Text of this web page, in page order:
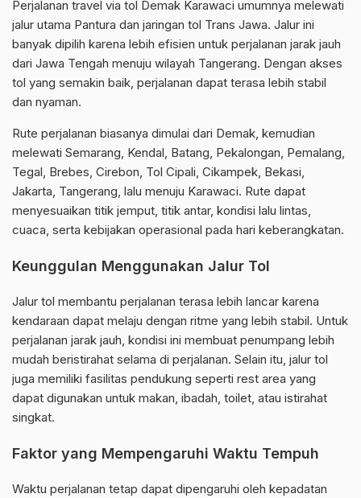
Perjalanan travel via tol Demak Karawaci umumnya melewati
jalur utama Pantura dan jaringan tol Trans Jawa. Jalur ini
banyak dipilih karena lebih efisien untuk perjalanan jarak jauh
dari Jawa Tengah menuju wilayah Tangerang. Dengan akses
tol yang semakin baik, perjalanan dapat terasa lebih stabil
dan nyaman.
Rute perjalanan biasanya dimulai dari Demak, kemudian
melewati Semarang, Kendal, Batang, Pekalongan, Pemalang,
Tegal, Brebes, Cirebon, Tol Cipali, Cikampek, Bekasi,
Jakarta, Tangerang, lalu menuju Karawaci. Rute dapat
menyesuaikan titik jemput, titik antar, kondisi lalu lintas,
cuaca, serta kebijakan operasional pada hari keberangkatan.
Keunggulan Menggunakan Jalur Tol
Jalur tol membantu perjalanan terasa lebih lancar karena
kendaraan dapat melaju dengan ritme yang lebih stabil. Untuk
perjalanan jarak jauh, kondisi ini membuat penumpang lebih
mudah beristirahat selama di perjalanan. Selain itu, jalur tol
juga memiliki fasilitas pendukung seperti rest area yang
dapat digunakan untuk makan, ibadah, toilet, atau istirahat
singkat.
Faktor yang Mempengaruhi Waktu Tempuh
Waktu perjalanan tetap dapat dipengaruhi oleh kepadatan